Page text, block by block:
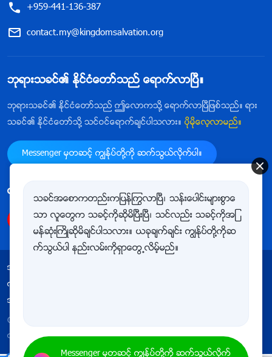
+959-441-136-387
contact.my@kingdomsalvation.org
ဘုရားသခင္၏ ႏိုင္ငံေတာ္သည္ ေရာက္လာၿပီ။
ဘုရားသခင္၏ ႏိုင္ငံေတာ္သည္ ဤေလာကသို႔ ေရာက္လာၿပီျဖစ္သည္။ ရား
သခင္၏ ႏိုင္ငံေတာ္သို႔ သင္ဝင္ေရာက္ခ်င္ပါသလား။ ပိုမိုေလ့လာမည္။
Messenger မွတဆင့္ ကြၽန္ုပ္တို႔ကို ဆက္သြယ္လိုက္ပါ။
ကြၽန္ုပ္တို႔ကို follow ျပဳလုပ္ရန္
အသုံးျပဳျခင္းဆိုင္ရာ စည္းမ်ဥ္းစည္းကမ္းမ်ား
ကိုယ္ေရးလုံၿခဳံမႈ မူဝါဒ
အေသးအဖြဲအခ်က္အလက္မ်ားႏွင့္ ပတ္သက္သည့္ မူဝါဒ
Copyright © 2026
လုပ္ပိုင္ခြင့္အားလုံး မူပိုင္ျဖစ္သည္။
သခင္အေစာကတည္းကျပန္ႂကြလာၿပီ၊ သန္းေပါင္းမ်ားစြာေ
သာ လူေတြက သခင့္ကိုဆိုမိၿပီးၿပီ၊ သင္လည္း သခင့္ကိုအျ
မန္ဆုံးႀကိဳဆိုမိခ်င္ပါသလား။ ယခုခ်က္ခ်င္း ကြၽန္ုပ္တို႔ကိုဆ
က္သြယ္ပါ နည္းလမ္းကိုရွာေတြ႕လိမ့္မည္။
Messenger မွတဆင့္ ကြၽန္ုပ္တို႔ကို ဆက္သြယ္လိုက္